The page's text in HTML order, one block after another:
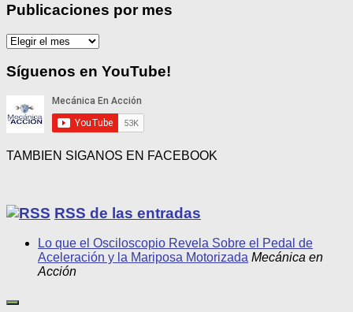
Publicaciones por mes
Publicaciones
mes
Síguenos en YouTube!
TAMBIEN SIGANOS EN FACEBOOK
RSS de las entradas
Lo que el Osciloscopio Revela Sobre el Pedal de
Aceleración y la Mariposa Motorizada Mecánica en
Acción